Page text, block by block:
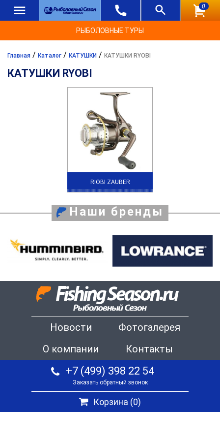
0
РЫБОЛОВНЫЕ ТУРЫ
Главная / Каталог / КАТУШКИ / КАТУШКИ RYOBI
КАТУШКИ RYOBI
RIOBI ZAUBER
Наши бренды
Новости
Фотогалерея
О компании
Контакты
+7 (499) 398 22 54
Заказать обратный звонок
Корзина (0)